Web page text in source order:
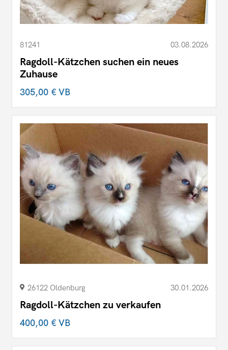
81241 03.08.2026
Ragdoll-Kätzchen suchen ein neues
Zuhause
305,00 €VB
26122 Oldenburg 30.01.2026
Ragdoll-Kätzchen zu verkaufen
400,00 €VB